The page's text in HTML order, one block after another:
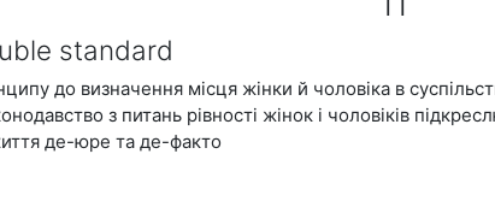
standard
до визначення місця жінки й чоловіка в
з питань рівності жінок і чоловіків
де-юре та де-факто